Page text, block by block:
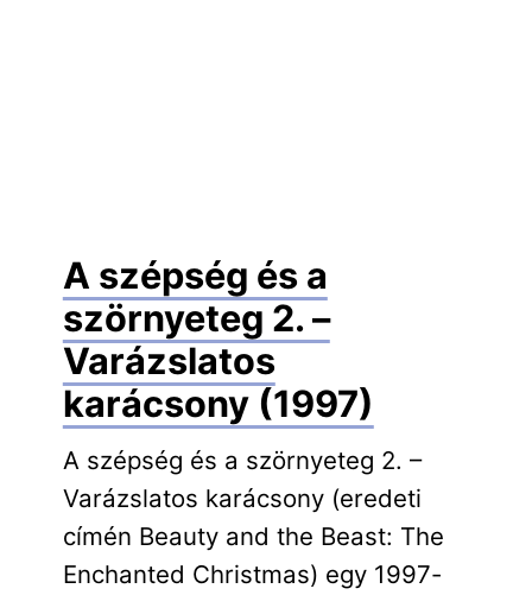
A szépség és a
szörnyeteg 2. –
Varázslatos
karácsony (1997)
A szépség és a szörnyeteg 2. –
Varázslatos karácsony (eredeti
címén Beauty and the Beast: The
Enchanted Christmas) egy 1997-